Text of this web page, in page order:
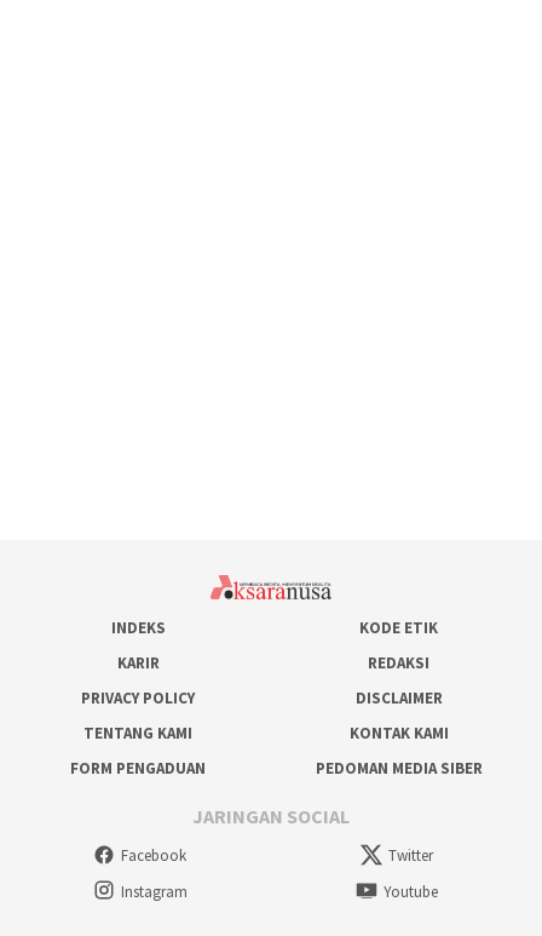
INDEKS
KODE ETIK
KARIR
REDAKSI
PRIVACY POLICY
DISCLAIMER
TENTANG KAMI
KONTAK KAMI
FORM PENGADUAN
PEDOMAN MEDIA SIBER
JARINGAN SOCIAL
Facebook
Twitter
Instagram
Youtube